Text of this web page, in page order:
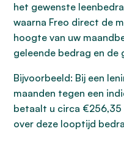
het gewenste
waarna Freo direct de
hoogte van uw
geleende bedrag en de
Bijvoorbeeld: Bij een
maanden tegen een
betaalt u circa
over deze looptijd